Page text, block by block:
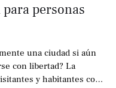
personas
una ciudad si aún
con libertad? La
y habitantes con